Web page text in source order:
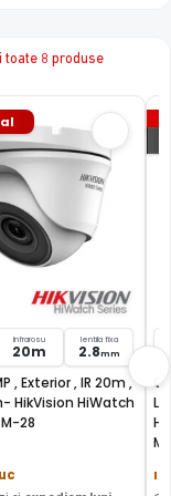
28(C) are un
lumina in
defecte
acesta este
sa treaca,
alb/negru.
toate 8 produse
Infrarosu
20m
lentila fixa
2.8mm
, Exterior , IR 20m ,
HikVision HiWatch
28
In